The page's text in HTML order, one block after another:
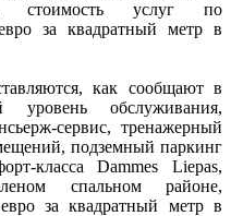
стоимость услуг по
за квадратный метр в
как сообщают в
обслуживания,
сервис, тренажерный
подземный паркинг
класса Dammes Liepas,
спальном районе,
за квадратный метр в